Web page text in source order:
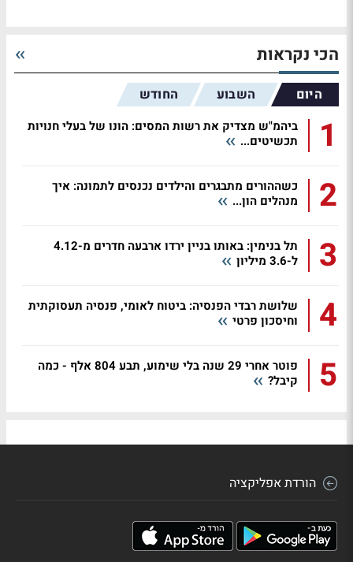
הכי נקראות
היום השבוע החודש
1
ביהמ"ש מצדיק את רשות המסים: הונו של בעלי חנויות
תכשיטים...
2
כשההורים מתבגרים והילדים נכנסים לתמונה: איך
מנהלים הון...
3
תל בנימין: באותו בניין ירדו ארבעה חדרים מ-4.12
ל-3.6 מיליון
4
שלושת רבדי הפנסיה: ביטוח לאומי, פנסיה תעסוקתית
וחיסכון פרטי
5
פוטר אחרי 29 שנה בלי שימוע, תבע 804 אלף - כמה
קיבל?
הורדת אפליקציה